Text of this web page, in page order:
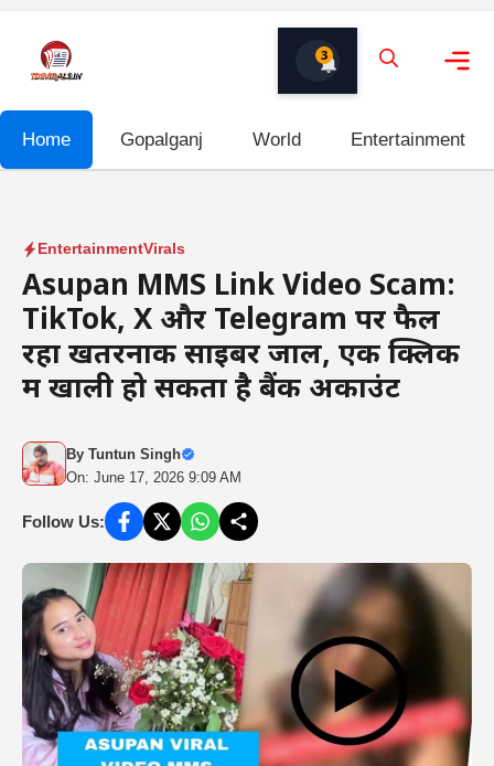
content
3
Home Gopalganj World Entertainment
EntertainmentVirals
Asupan MMS Link Video Scam:
TikTok, X और Telegram पर फैल
रहा खतरनाक साइबर जाल, एक क्लिक
में खाली हो सकता है बैंक अकाउंट
By Tuntun Singh
On: June 17, 2026 9:09 AM
Follow Us: